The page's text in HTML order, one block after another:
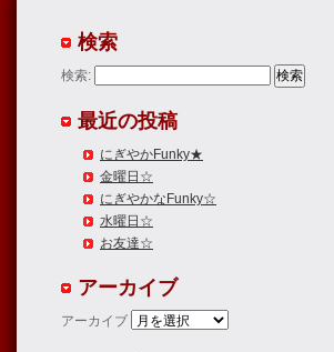
検索
検索:
最近の投稿
にぎやかFunky★
金曜日☆
にぎやかなFunky☆
水曜日☆
お友達☆
アーカイブ
アーカイブ